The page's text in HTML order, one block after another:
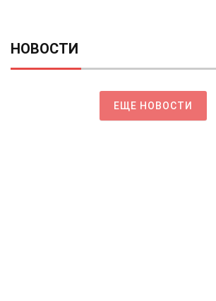
НОВОСТИ
ЕЩЕ НОВОСТИ